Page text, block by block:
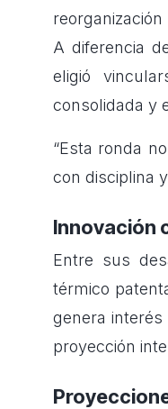
A diferencia
eligió
consolidada y
“Esta ronda
con disciplina
Innovación
Entre sus
térmico
genera
proyección